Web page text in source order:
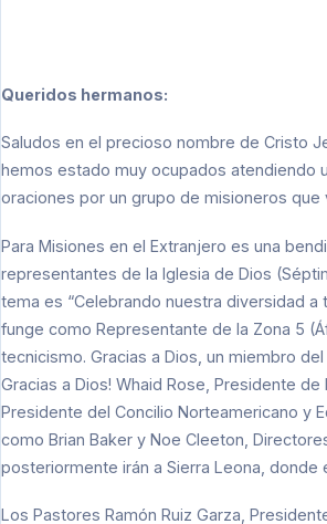
Queridos hermanos:
Saludos en el precioso nombre de Cristo
hemos estado muy ocupados atendiendo
oraciones por un grupo de misioneros
Para Misiones en el Extranjero es una
representantes de la Iglesia de Dios
tema es “Celebrando nuestra diversidad
funge como Representante de la Zona 5
tecnicismo. Gracias a Dios, un miembro
Gracias a Dios! Whaid Rose, Presidente
Presidente del Concilio Norteamericano y
como Brian Baker y Noe Cleeton,
posteriormente irán a Sierra Leona,
Los Pastores Ramón Ruiz Garza,